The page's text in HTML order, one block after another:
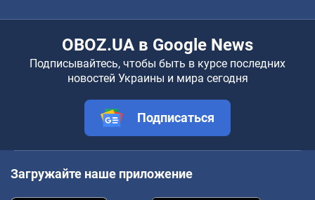
OBOZ.UA в Google News
Подписывайтесь, чтобы быть в курсе последних
новостей Украины и мира сегодня
Подписаться
Загружайте наше приложение